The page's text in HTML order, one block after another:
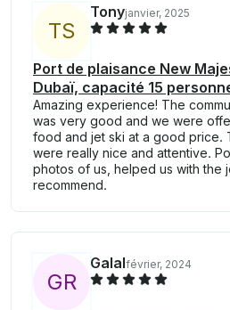
TS
Tonyjanvier, 2025
Port de plaisance New
Dubaï, capacité 15
Amazing experience! The
was very good and we were
food and jet ski at a good price.
were really nice and attentive.
photos of us, helped us with the
recommend.
GR
Galalfévrier, 2024